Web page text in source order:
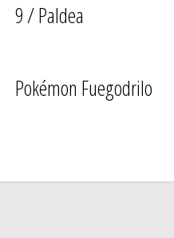
9 / Paldea
Pokémon Fuegodrilo